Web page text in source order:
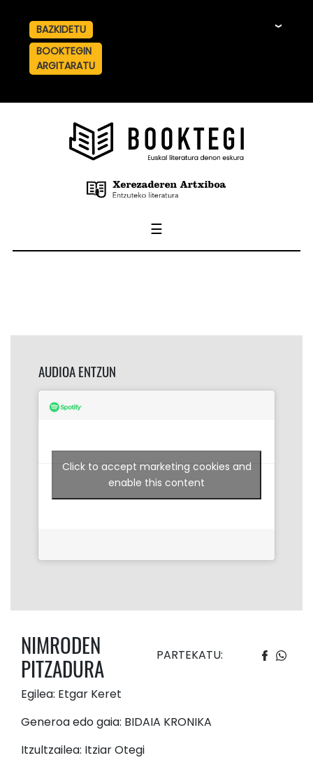
BAZKIDETU
BOOKTEGIN
ARGITARATU
☰
AUDIOA ENTZUN
Click to accept marketing cookies and
enable this content
PARTEKATU:
NIMRODEN
PITZADURA
Egilea: Etgar Keret
Generoa edo gaia: BIDAIA KRONIKA
Itzultzailea: Itziar Otegi